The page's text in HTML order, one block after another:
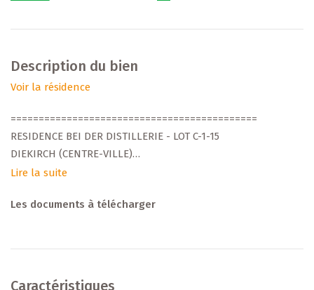
Description du bien
Voir la résidence
============================================
RESIDENCE BEI DER DISTILLERIE - LOT C-1-15
DIEKIRCH (CENTRE-VILLE)
APPARTEMENT - 2 CHAMBRES à COUCHER
plein centre de Diekirch, rue de la Sûre, la résidence
Lire la suite
Les documents à télécharger
Caractéristiques